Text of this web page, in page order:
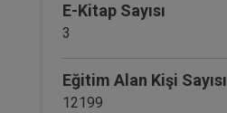
E-Kitap Sayısı
3
Eğitim Alan Kişi Sayısı
12199